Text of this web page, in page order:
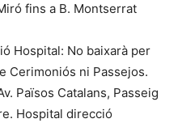
fins a B. Montserrat
Hospital: No baixarà per
Cerimoniós ni Passejos.
Països Catalans, Passeig
Hospital direcció